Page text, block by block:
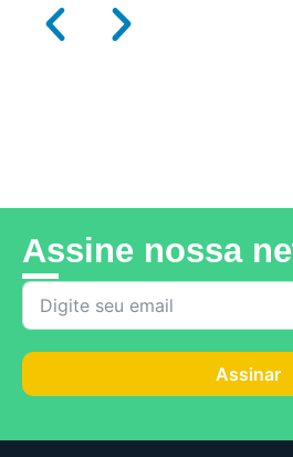
Assine nossa
Assinar